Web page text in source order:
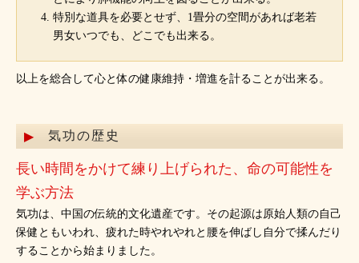
特別な道具を必要とせず、1畳分の空間があれば老若
男女いつでも、どこでも出来る。
以上を総合して心と体の健康維持・増進を計ることが出来る。
気功の歴史
長い時間をかけて練り上げられた、命の可能性を
学ぶ方法
気功は、中国の伝統的文化遺産です。その起源は原始人類の自己
保健ともいわれ、疲れた時やれやれと腰を伸ばし自分で揉んだり
することから始まりました。